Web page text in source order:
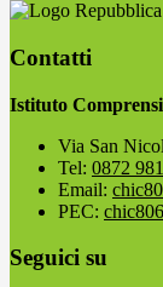
Contatti
Istituto
Via San
Tel: 0872
Email:
PEC:
Seguici su